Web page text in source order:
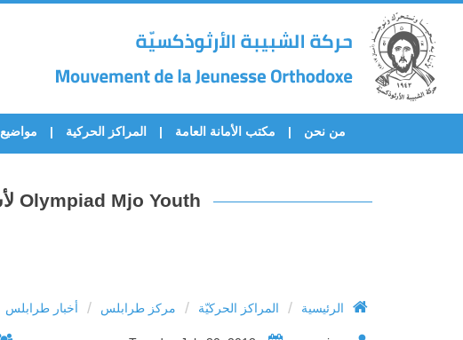
من نحن مكتب الأمانة العامة المراكز الحركية مواضيع
Olympiad Mjo Youth لأسرة الثانويين في مركز طرابلس: تحدّي، منافسة وروح رياضية
الرئيسية / المراكز الحركيّة / مركز طرابلس / أخبار طرابلس